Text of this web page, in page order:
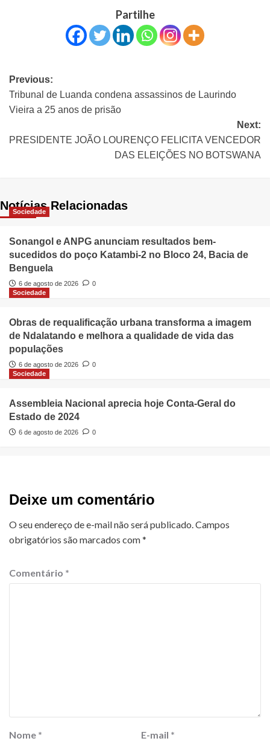
Partilhe
Previous:
Tribunal de Luanda condena assassinos de Laurindo
Vieira a 25 anos de prisão
Next:
PRESIDENTE JOÃO LOURENÇO FELICITA VENCEDOR
DAS ELEIÇÕES NO BOTSWANA
Notícias Relacionadas
Sociedade
Sonangol e ANPG anunciam resultados bem-
sucedidos do poço Katambi-2 no Bloco 24, Bacia de
Benguela
6 de agosto de 2026
0
Sociedade
Obras de requalificação urbana transforma a imagem
de Ndalatando e melhora a qualidade de vida das
populações
6 de agosto de 2026
0
Sociedade
Assembleia Nacional aprecia hoje Conta-Geral do
Estado de 2024
6 de agosto de 2026 0
Deixe um comentário
O seu endereço de e-mail não será publicado. Campos
obrigatórios são marcados com*
Comentário *
Nome * E-mail *